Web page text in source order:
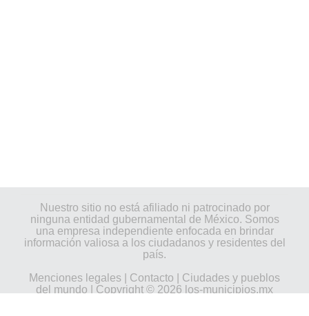
Nuestro sitio no está afiliado ni patrocinado por
ninguna entidad gubernamental de México. Somos
una empresa independiente enfocada en brindar
información valiosa a los ciudadanos y residentes del
país.
Menciones legales
Contacto
Ciudades y pueblos
del mundo | Copyright © 2026 los-municipios.mx